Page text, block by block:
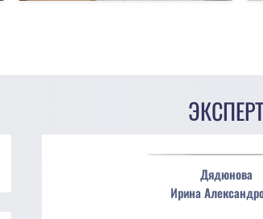
Дядюнова
Ирина